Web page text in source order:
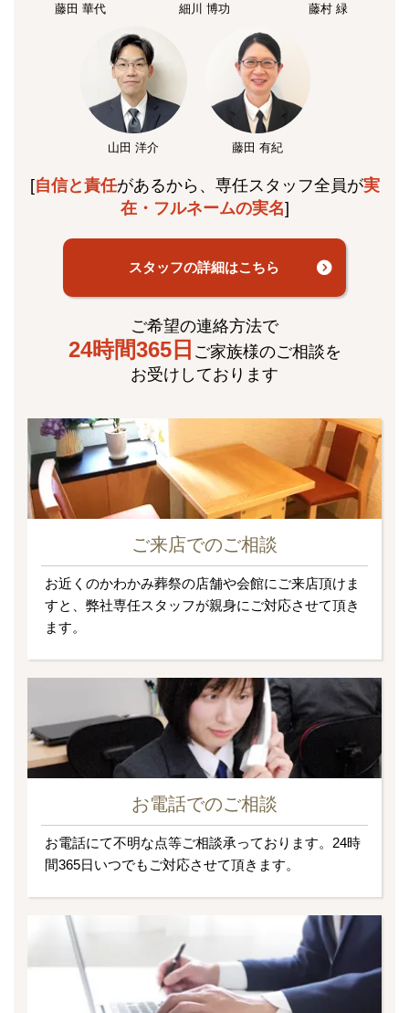
藤田 華代 細川 博功 藤村 緑
山田 洋介 藤田 有紀
[自信と責任があるから、専任スタッフ全員が実
在・フルネームの実名]
スタッフの詳細はこちら
ご希望の連絡方法で
24時間365日 ご家族様のご相談を
お受けしております
ご来店でのご相談
お近くのかわかみ葬祭の店舗や会館にご来店頂けま
すと、弊社専任スタッフが親身にご対応させて頂き
ます。
お電話でのご相談
お電話にて不明な点等ご相談承っております。24時
間365日いつでもご対応させて頂きます。